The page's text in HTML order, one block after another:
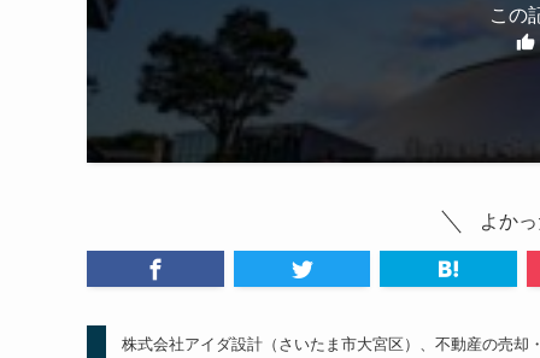
この
よか
株式会社アイダ設計（さいたま市大宮区）、不動産の売却